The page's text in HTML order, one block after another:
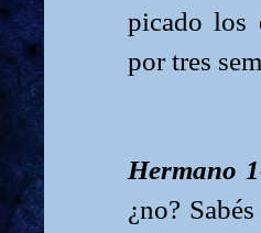
picado los
por tres
Hermano
¿no?